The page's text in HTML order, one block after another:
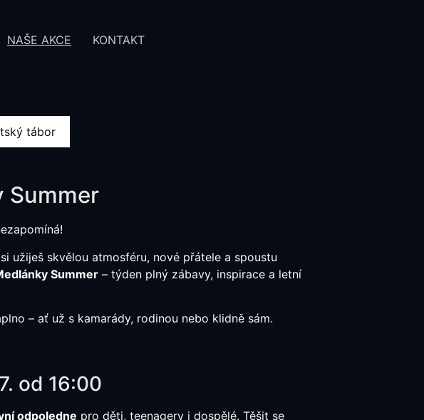
NAŠE AKCE KONTAKT
tábor
Summer
užiješ skvělou atmosféru, nové přátele a spoustu
Summer – týden plný zábavy, inspirace a letní
– ať už s kamarády, rodinou nebo klidně sám.
od 16:00
odpoledne pro děti, teenagery i dospělé. Těšit se